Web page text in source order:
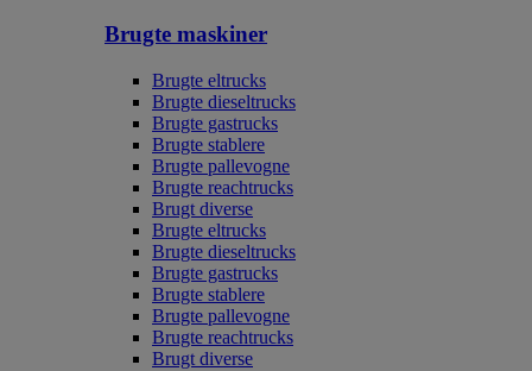
Brugte maskiner
Brugte eltrucks
Brugte dieseltrucks
Brugte gastrucks
Brugte stablere
Brugte pallevogne
Brugte reachtrucks
Brugt diverse
Brugte eltrucks
Brugte dieseltrucks
Brugte gastrucks
Brugte stablere
Brugte pallevogne
Brugte reachtrucks
Brugt diverse